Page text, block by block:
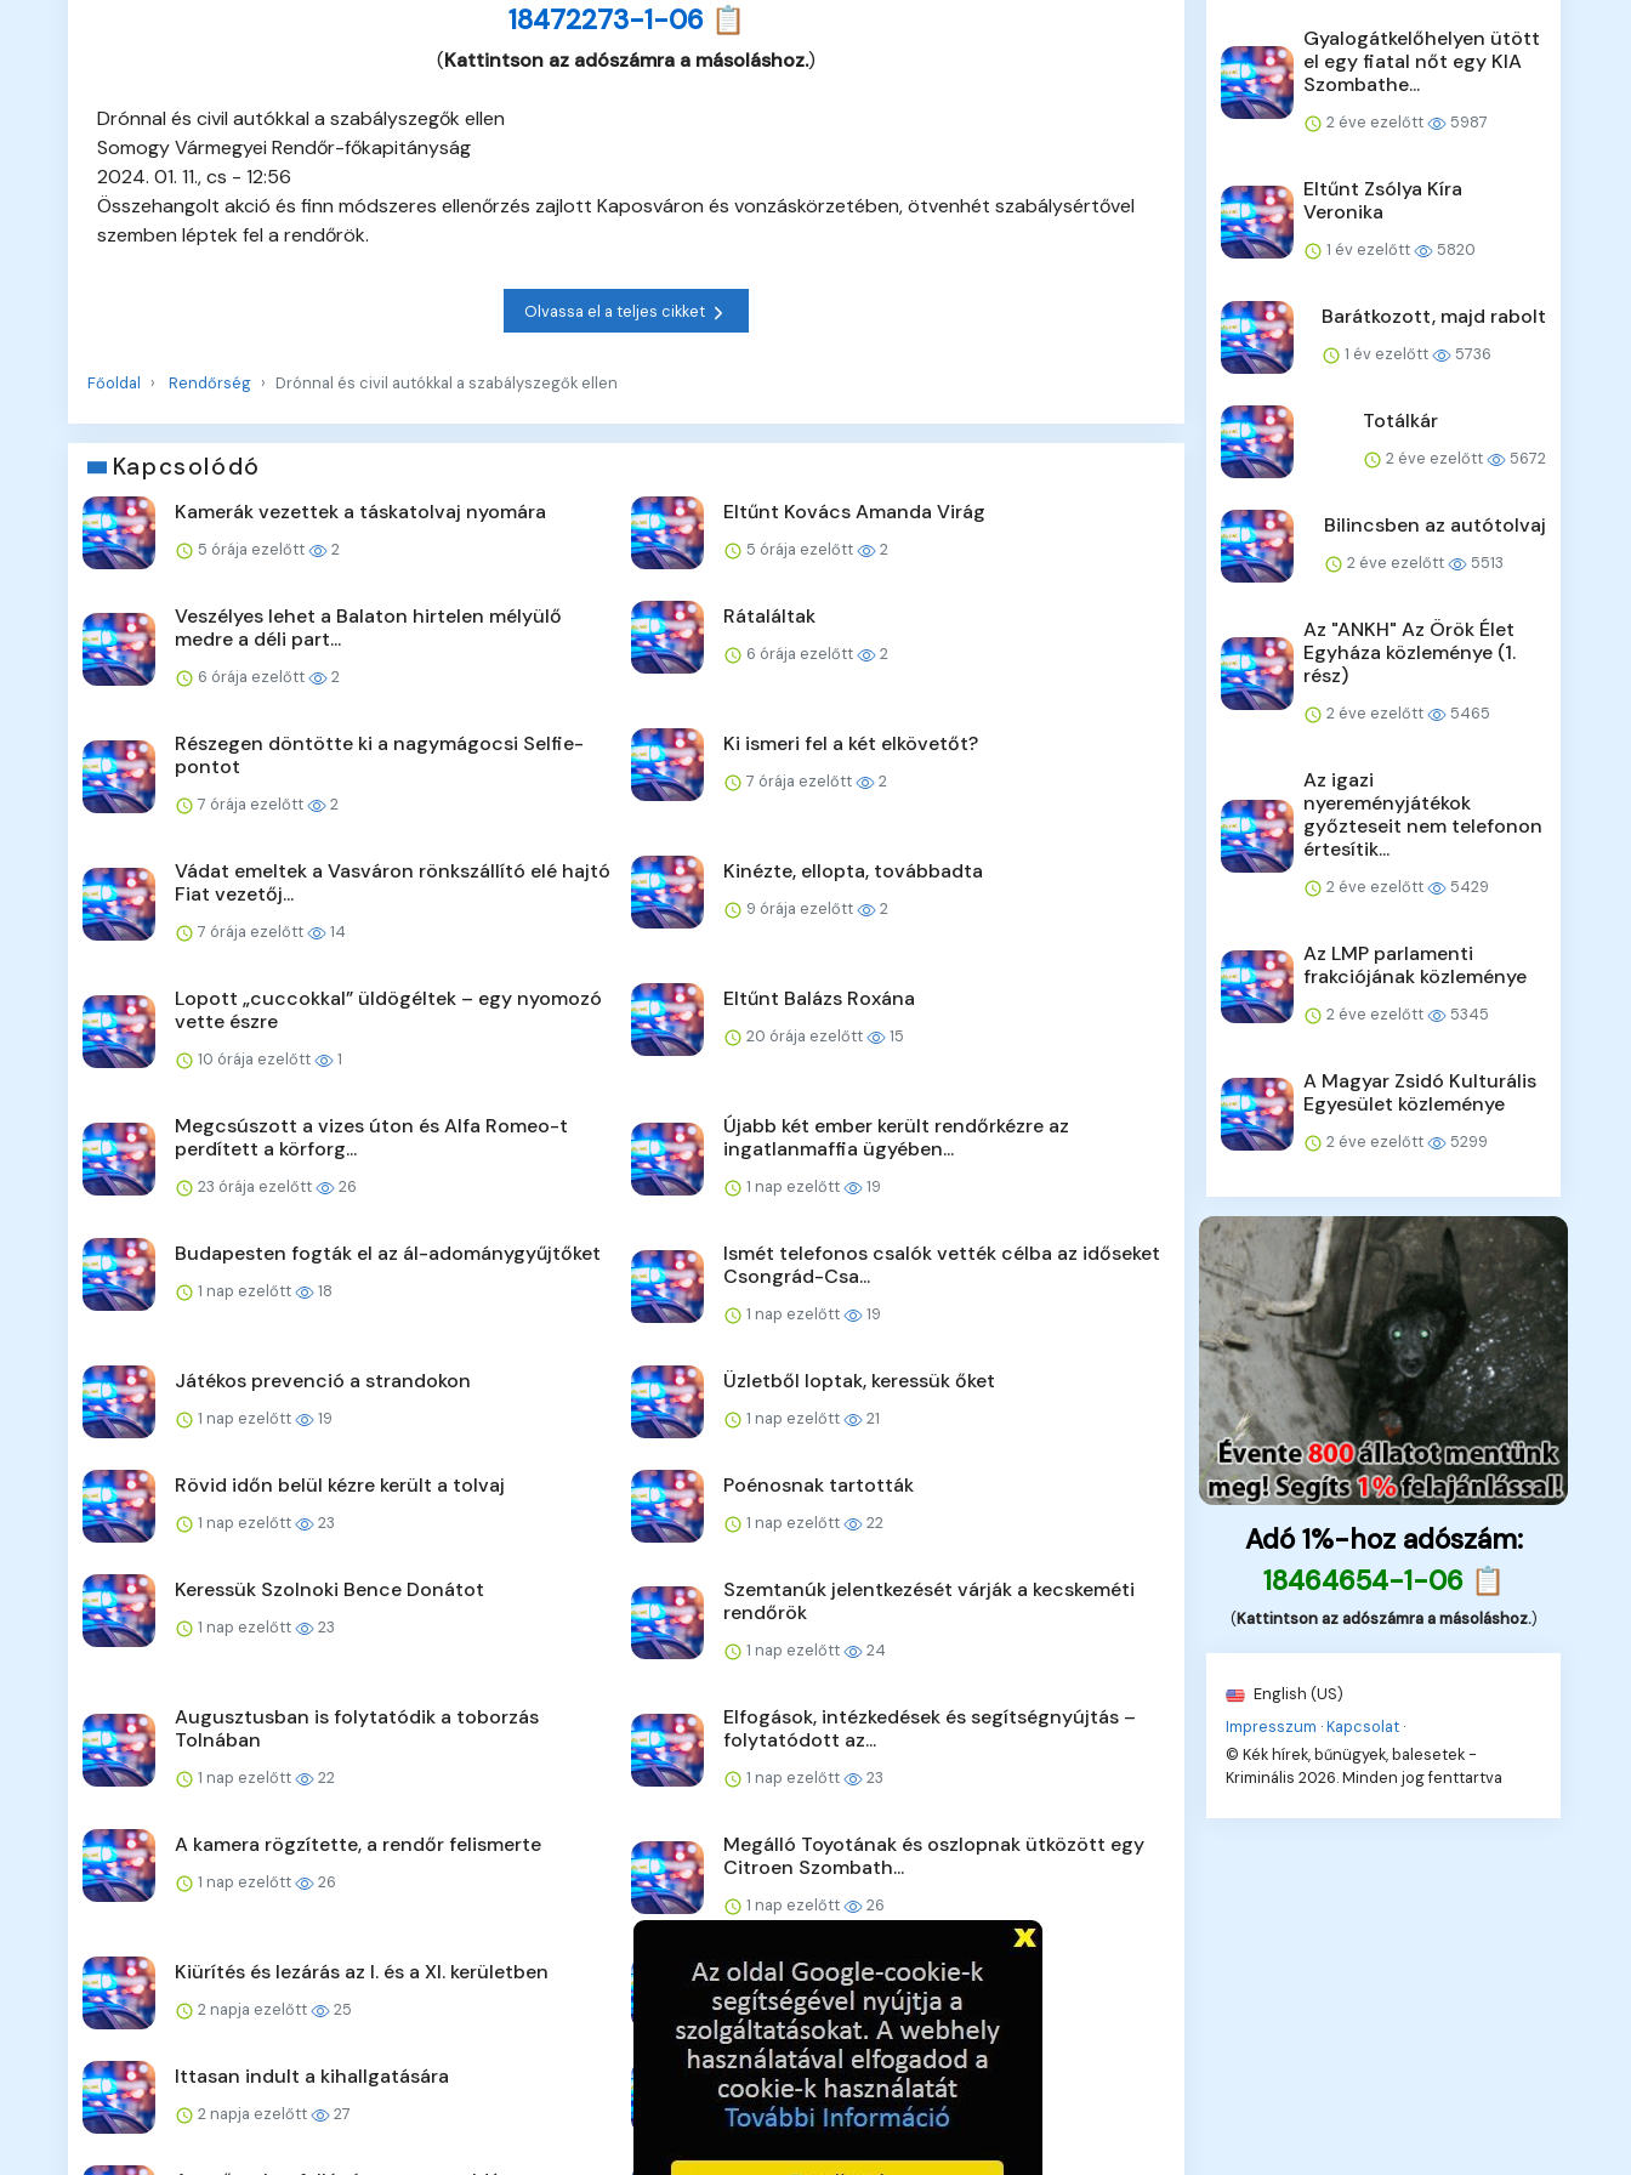
18472273-1-06 📋
(Kattintson az adószámra a másoláshoz.)
Drónnal és civil autókkal a szabályszegők ellen
Somogy Vármegyei Rendőr-főkapitányság
2024. 01. 11., cs - 12:56
Összehangolt akció és finn módszeres ellenőrzés zajlott Kaposváron és vonzáskörzetében, ötvenhét szabálysértővel
szemben léptek fel a rendőrök.
Olvassa el a teljes cikket
Főoldal Rendőrség Drónnal és civil autókkal a szabályszegők ellen
Kapcsolódó
Kamerák vezettek a táskatolvaj nyomára
5 órája ezelőtt 2
Eltűnt Kovács Amanda Virág
5 órája ezelőtt 2
Veszélyes lehet a Balaton hirtelen mélyülő
medre a déli part...
6 órája ezelőtt 2
Rátaláltak
6 órája ezelőtt 2
Részegen döntötte ki a nagymágocsi Selfie-
pontot
7 órája ezelőtt 2
Ki ismeri fel a két elkövetőt?
7 órája ezelőtt 2
Vádat emeltek a Vasváron rönkszállító elé hajtó
Fiat vezetőj...
7 órája ezelőtt 14
Kinézte, ellopta, továbbadta
9 órája ezelőtt 2
Lopott „cuccokkal” üldögéltek – egy nyomozó
vette észre
10 órája ezelőtt 1
Eltűnt Balázs Roxána
20 órája ezelőtt 15
Megcsúszott a vizes úton és Alfa Romeo-t
perdített a körforg...
23 órája ezelőtt 26
Újabb két ember került rendőrkézre az
ingatlanmaffia ügyében...
1 nap ezelőtt 19
Budapesten fogták el az ál-adománygyűjtőket
1 nap ezelőtt 18
Ismét telefonos csalók vették célba az időseket
Csongrád-Csa...
1 nap ezelőtt 19
Játékos prevenció a strandokon
1 nap ezelőtt 19
Üzletből loptak, keressük őket
1 nap ezelőtt 21
Rövid időn belül kézre került a tolvaj
1 nap ezelőtt 23
Poénosnak tartották
1 nap ezelőtt 22
Keressük Szolnoki Bence Donátot
1 nap ezelőtt 23
Szemtanúk jelentkezését várják a kecskeméti
rendőrök
1 nap ezelőtt 24
Augusztusban is folytatódik a toborzás
Tolnában
1 nap ezelőtt 22
Elfogások, intézkedések és segítségnyújtás –
folytatódott az...
1 nap ezelőtt 23
A kamera rögzítette, a rendőr felismerte
1 nap ezelőtt 26
Megálló Toyotának és oszlopnak ütközött egy
Citroen Szombath...
1 nap ezelőtt 26
Kiürítés és lezárás az I. és a XI. kerületben
2 napja ezelőtt 25
Hat nap, hét autó
2 napja ezelőtt 25
Ittasan indult a kihallgatására
2 napja ezelőtt 27
Pénz helyett bilinccsel várták
2 napja ezelőtt 28
Gyalogátkelőhelyen ütött
el egy fiatal nőt egy KIA
Szombathe...
2 éve ezelőtt 5987
Eltűnt Zsólya Kíra
Veronika
1 év ezelőtt 5820
Barátkozott, majd rabolt
1 év ezelőtt 5736
Totálkár
2 éve ezelőtt 5672
Bilincsben az autótolvaj
2 éve ezelőtt 5513
Az "ANKH" Az Örök Élet
Egyháza közleménye (1.
rész)
2 éve ezelőtt 5465
Az igazi
nyereményjátékok
győzteseit nem telefonon
értesítik...
2 éve ezelőtt 5429
Az LMP parlamenti
frakciójának közleménye
2 éve ezelőtt 5345
A Magyar Zsidó Kulturális
Egyesület közleménye
2 éve ezelőtt 5299
Adó 1%-hoz adószám:
18464654-1-06 📋
(Kattintson az adószámra a másoláshoz.)
English (US)
Impresszum ·Kapcsolat ·
© Kék hírek, bűnügyek, balesetek -
Kriminális 2026. Minden jog fenttartva